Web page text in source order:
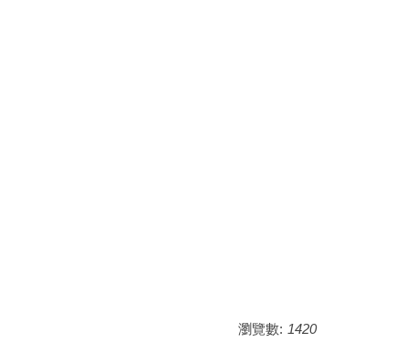
瀏覽數: 1420